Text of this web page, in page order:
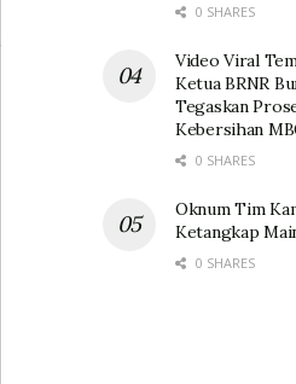
0 SHARES
Video Viral
Ketua BRNR
Tegaskan
Kebersihan
0 SHARES
Oknum Tim
Ketangkap
0 SHARES